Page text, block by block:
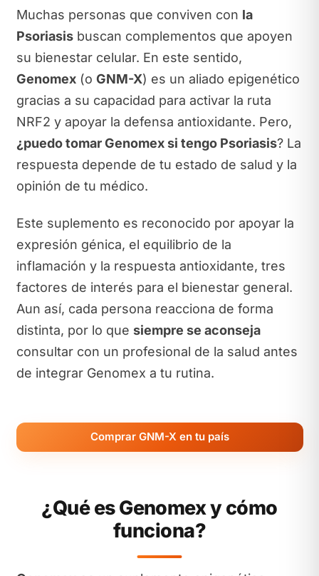
Muchas personas que conviven con la
Psoriasisbuscan complementos que apoyen
su bienestar celular. En este sentido,
Genomex(o GNM-X) es un aliado epigenético
gracias a su capacidad para activar la ruta
NRF2 y apoyar la defensa antioxidante. Pero,
¿puedo tomar Genomex si tengo Psoriasis? La
respuesta depende de tu estado de salud y la
opinión de tu médico.
Este suplemento es reconocido por apoyar la
expresión génica, el equilibrio de la
inflamación y la respuesta antioxidante, tres
factores de interés para el bienestar general.
Aun así, cada persona reacciona de forma
distinta, por lo que siempre se aconseja
consultar con un profesional de la salud antes
de integrar Genomex a tu rutina.
Comprar GNM-X en tu país
¿Qué es Genomex y cómo
funciona?